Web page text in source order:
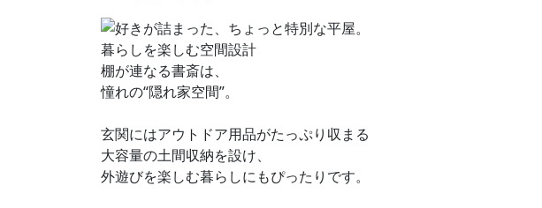
暮らしを楽しむ空間設計
棚が連なる書斎は、
憧れの“隠れ家空間”。
玄関にはアウトドア用品がたっぷり収まる
大容量の土間収納を設け、
外遊びを楽しむ暮らしにもぴったりです。